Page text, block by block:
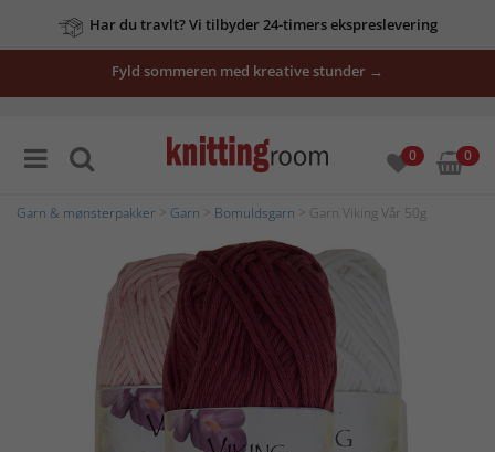
Har du travlt? Vi tilbyder 24-timers ekspreslevering
Fyld sommeren med kreative stunder →
0 0
Garn & mønsterpakker Garn Bomuldsgarn > Garn Viking Vår 50g